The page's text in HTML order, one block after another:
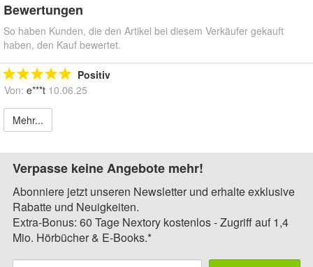
Bewertungen
So haben Kunden, die den Artikel bei diesem Verkäufer gekauft
haben, den Kauf bewertet.
Positiv
Von: e***t 10.06.25
Mehr...
Verpasse keine Angebote mehr!
Abonniere jetzt unseren Newsletter und erhalte exklusive
Rabatte und Neuigkeiten.
Extra-Bonus: 60 Tage Nextory kostenlos - Zugriff auf 1,4
Mio. Hörbücher & E-Books.*